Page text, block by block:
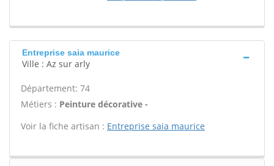
Entreprise saia maurice
Ville : Az sur arly
Département: 74
Métiers : Peinture décorative -
Voir la fiche artisan : Entreprise saia maurice